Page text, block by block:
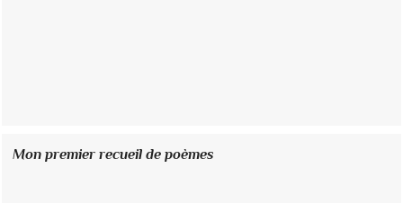
Mon premier recueil de poèmes